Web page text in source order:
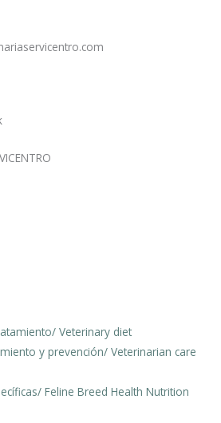
Veterinary diet
y prevención/ Veterinarian care
Feline Breed Health Nutrition